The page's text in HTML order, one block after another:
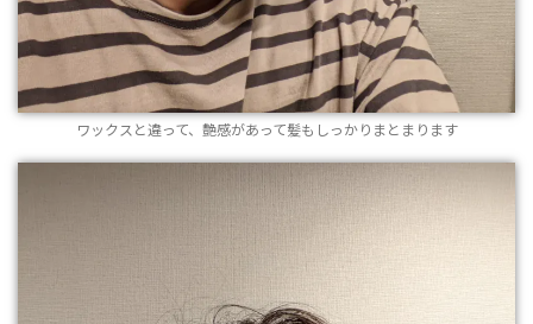
ワックスと違って、艶感があって髪もしっかりまとまります